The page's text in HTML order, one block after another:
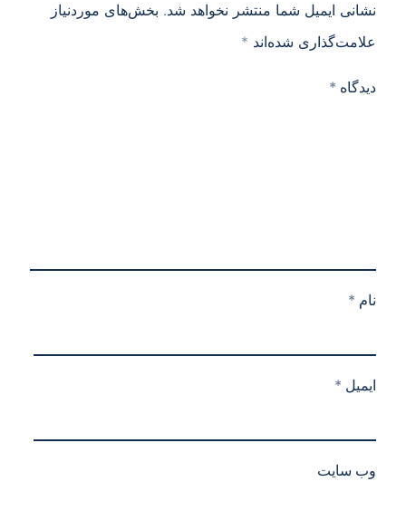
نشانی ایمیل شما منتشر نخواهد شد. بخش‌های موردنیاز
علامت‌گذاری شده‌اند *
دیدگاه *
نام *
ایمیل *
وب‌ سایت